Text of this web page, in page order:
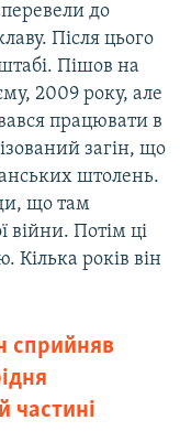
до
Після цього
Пішов на
2009 року, але
працювати в
загін, що
штолень.
що там
війни. Потім ці
Кілька років він
сприйняв
частині